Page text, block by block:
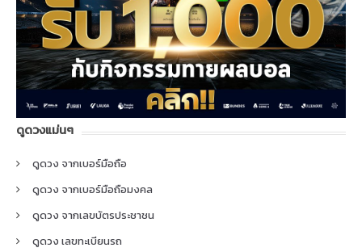
ดูดวงแม่นๆ
ดูดวง จากเบอร์มือถือ
ดูดวง จากเบอร์มือถือมงคล
ดูดวง จากเลขบัตรประชาชน
ดูดวง เลขทะเบียนรถ